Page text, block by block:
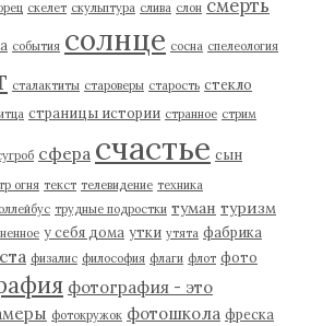
скелет скульптура слива слон смерть
события солнце сосна спелеология
сталактиты староверы старость стекло
страницы истории странное стрим
сфера счастье сын
огня текст телевидение техника
трудные подростки туман туризм
у себя дома утки утята фабрика
физалис философия флаги флот фото
фотография - это
фотокружок фотошкола фреска